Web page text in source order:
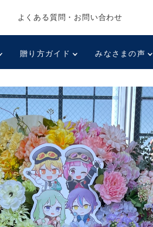
よくある質問・お問い合わせ
贈り方ガイド みなさまの声